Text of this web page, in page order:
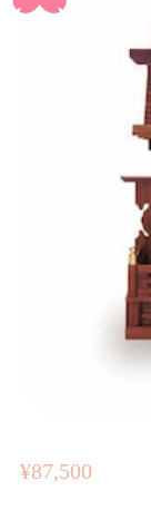
¥87,500